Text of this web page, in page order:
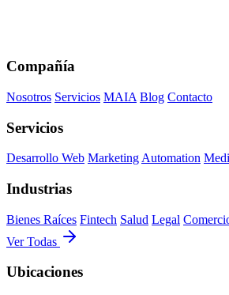
Compañía
Nosotros Servicios MAIA Blog Contacto
Servicios
Desarrollo Web Marketing Automation
Industrias
Bienes Raíces Fintech Salud Legal
Ver Todas
Ubicaciones